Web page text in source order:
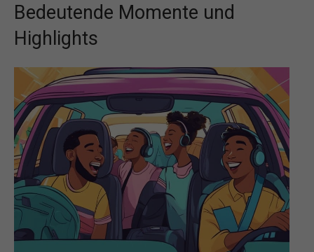
Bedeutende Momente und
Highlights